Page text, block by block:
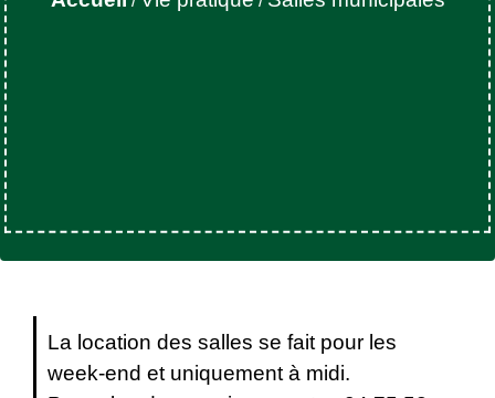
La location des salles se fait pour les
week-end et uniquement à midi.